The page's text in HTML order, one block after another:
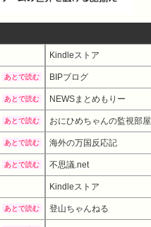
Kindleストア
あとで読む BIPブログ
あとで読む NEWSまとめもりー
あとで読む おにひめちゃんの監視部屋
あとで読む 海外の万国反応記
あとで読む 不思議.net
Kindleストア
あとで読む 登山ちゃんねる